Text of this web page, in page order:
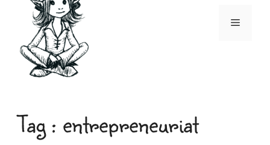
Menu
entrepreneuriat